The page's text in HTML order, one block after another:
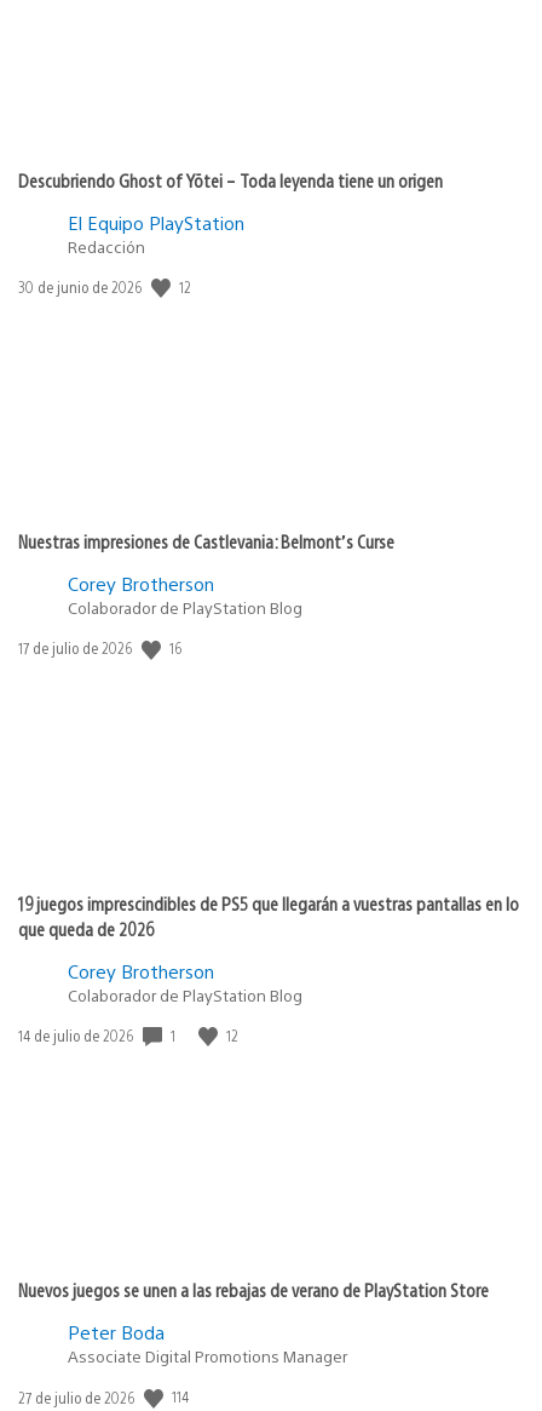
Descubriendo Ghost of Yōtei – Toda leyenda tiene un origen
El Equipo PlayStation
Redacción
Fecha
30 de junio de 2026 12
Nuestras impresiones de Castlevania: Belmont’s Curse
Corey Brotherson
Colaborador de PlayStation Blog
Fecha
17 de julio de 2026 16
19 juegos imprescindibles de PS5 que llegarán a vuestras pantallas en lo
que queda de 2026
Corey Brotherson
Colaborador de PlayStation Blog
Fecha
14 de julio de 2026 1 12
Nuevos juegos se unen a las rebajas de verano de PlayStation Store
Peter Boda
Associate Digital Promotions Manager
Fecha
27 de julio de 2026 114